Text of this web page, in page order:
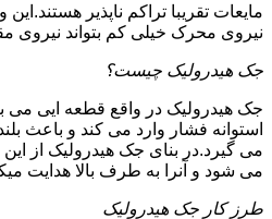
مایعات تقریبا تراکم ناپذیر
نیروی محرک خیلی کم بتواند نیروی
جک هیدرولیک چیست؟
جک هیدرولیک در واقع قطعه ایی می
استوانه فشار وارد می کند و باعث
می گیرد.در بنای جک هیدرولیک از
می شود و آنرا به طرف بالا هدایت
طرز کار جک هیدرولیک